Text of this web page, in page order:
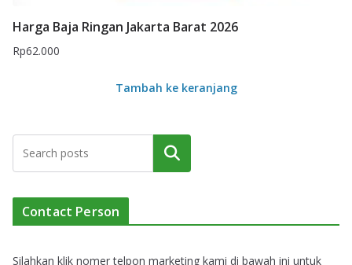
Harga Baja Ringan Jakarta Barat 2026
Rp62.000
Tambah ke keranjang
Cari
Contact Person
Silahkan klik nomer telpon marketing kami di bawah ini untuk